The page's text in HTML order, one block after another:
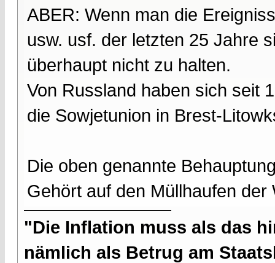
ABER: Wenn man die
usw. usf. der letzten 25 Jahre
überhaupt nicht zu halten.
Von Russland haben sich seit
die Sowjetunion in Brest-
Die oben genannte
Gehört auf den Müllhaufen der
"Die Inflation muss als das
nämlich als Betrug am